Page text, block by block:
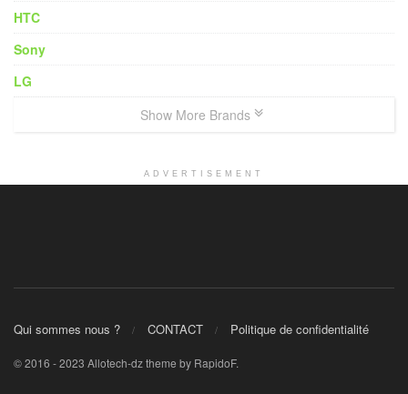
HTC
Sony
LG
Show More Brands
ADVERTISEMENT
Qui sommes nous ? CONTACT Politique de confidentialité
© 2016 - 2023 Allotech-dz theme by RapidoF.